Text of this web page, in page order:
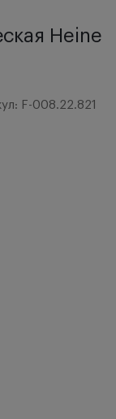
Heine
F-008.22.821